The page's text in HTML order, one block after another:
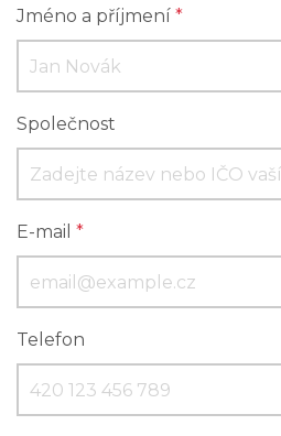
Jméno a příjmení *
Společnost
E-mail *
Telefon